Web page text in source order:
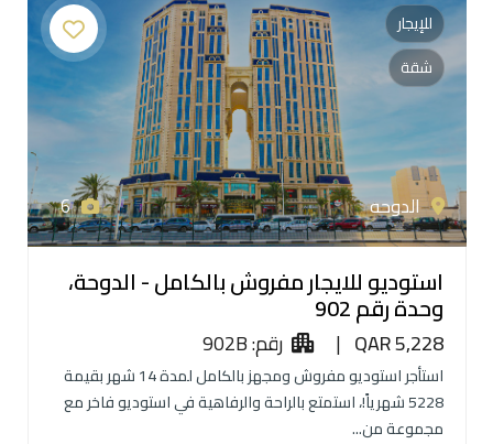
الدوحه
للإيجار
شقة
6
استوديو للايجار مفروش بالكامل - الدوحة،
وحدة رقم 902
QAR 5,228
| رقم: 902B
استأجر استوديو مفروش ومجهز بالكامل لمدة 14 شهر بقيمة
5228 شهرياً!، استمتع بالراحة والرفاهية في استوديو فاخر مع
مجموعة من